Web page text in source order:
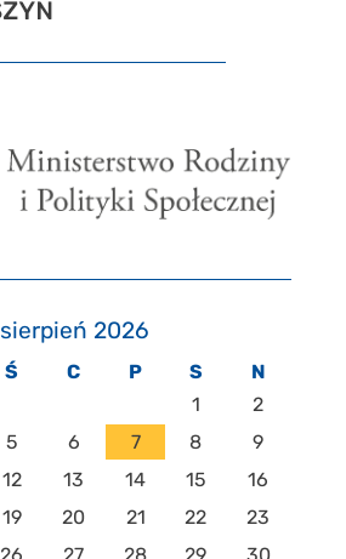
sierpień 2026
Ś C P S
N
1
2
5 6 7 8
9
12 13 14 15
16
19 20 21 22
23